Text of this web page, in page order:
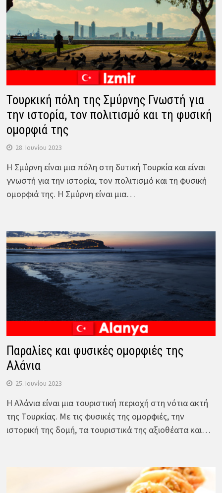
Τουρκική πόλη της Σμύρνης Γνωστή για
την ιστορία, τον πολιτισμό και τη φυσική
ομορφιά της
28. Ιουνίου 2023
Η Σμύρνη είναι μια πόλη στη δυτική Τουρκία και είναι
γνωστή για την ιστορία, τον πολιτισμό και τη φυσική
ομορφιά της. Η Σμύρνη είναι μια…
Παραλίες και φυσικές ομορφιές της
Αλάνια
25. Ιουνίου 2023
Η Αλάνια είναι μια τουριστική περιοχή στη νότια ακτή
της Τουρκίας. Με τις φυσικές της ομορφιές, την
ιστορική της δομή, τα τουριστικά της αξιοθέατα και…